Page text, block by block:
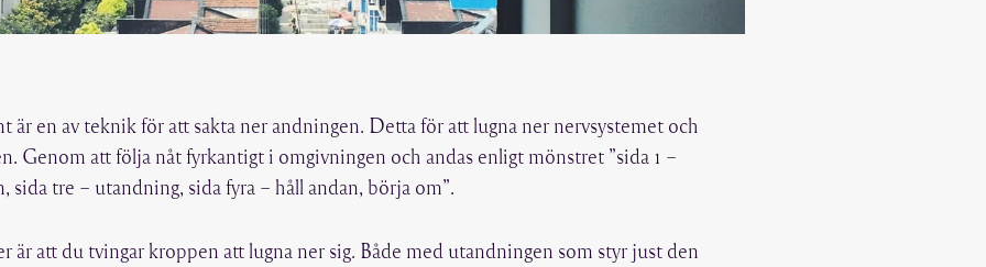
är en av teknik för att sakta ner andningen. Detta för att lugna ner nervsystemet och
Genom att följa nåt fyrkantigt i omgivningen och andas enligt mönstret ”sida 1 –
sida tre – utandning, sida fyra – håll andan, börja om”.
är att du tvingar kroppen att lugna ner sig. Både med utandningen som styr just den